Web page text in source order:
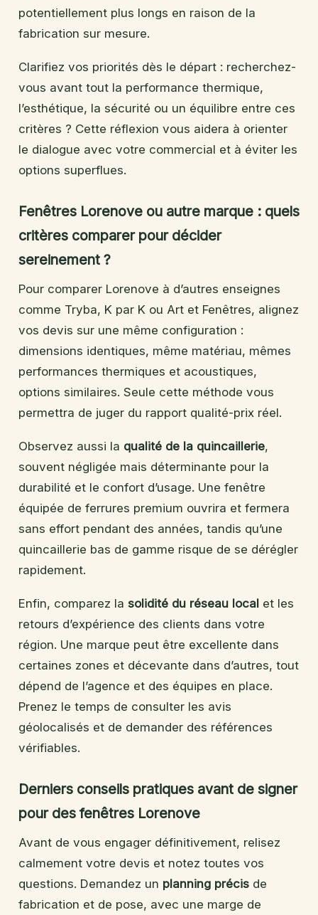
potentiellement plus longs en raison de la
fabrication sur mesure.
Clarifiez vos priorités dès le départ : recherchez-
vous avant tout la performance thermique,
l’esthétique, la sécurité ou un équilibre entre ces
critères ? Cette réflexion vous aidera à orienter
le dialogue avec votre commercial et à éviter les
options superflues.
Fenêtres Lorenove ou autre marque : quels
critères comparer pour décider
sereinement ?
Pour comparer Lorenove à d’autres enseignes
comme Tryba, K par K ou Art et Fenêtres, alignez
vos devis sur une même configuration :
dimensions identiques, même matériau, mêmes
performances thermiques et acoustiques,
options similaires. Seule cette méthode vous
permettra de juger du rapport qualité-prix réel.
Observez aussi la qualité de la quincaillerie,
souvent négligée mais déterminante pour la
durabilité et le confort d’usage. Une fenêtre
équipée de ferrures premium ouvrira et fermera
sans effort pendant des années, tandis qu’une
quincaillerie bas de gamme risque de se dérégler
rapidement.
Enfin, comparez la solidité du réseau local et les
retours d’expérience des clients dans votre
région. Une marque peut être excellente dans
certaines zones et décevante dans d’autres, tout
dépend de l’agence et des équipes en place.
Prenez le temps de consulter les avis
géolocalisés et de demander des références
vérifiables.
Derniers conseils pratiques avant de signer
pour des fenêtres Lorenove
Avant de vous engager définitivement, relisez
calmement votre devis et notez toutes vos
questions. Demandez un planning précis de
fabrication et de pose, avec une marge de